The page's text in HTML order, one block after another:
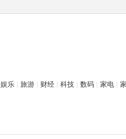
娱乐 | 旅游 | 财经 | 科技 | 数码 | 家电 |